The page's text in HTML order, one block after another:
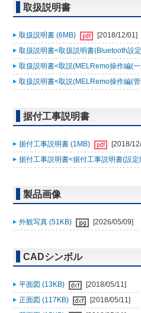
取扱説明書
取扱説明書 (6MB)
[2018/12/01]
取扱説明書<取扱説明書(Bluetooth設
取扱説明書<取説(MELRemo操作編(
取扱説明書<取説(MELRemo操作編(
据付工事説明書
据付工事説明書 (1MB)
[2018/
据付工事説明書<据付工事説明書(設
製品画像
外観写真 (51KB) [2026/05/09]
CADシンボル
平面図 (13KB)
[2018/05/11]
正面図 (117KB)
[2018/05/11]